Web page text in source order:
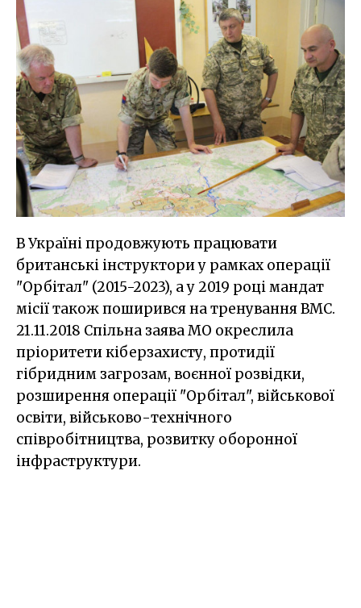
В Україні продовжують працювати
британські інструктори у рамках операції
"Орбітал" (2015-2023), а у 2019 році мандат
місії також поширився на тренування ВМС.
21.11.2018 Спільна заява МО окреслила
пріоритети кіберзахисту, протидії
гібридним загрозам, воєнної розвідки,
розширення операції "Орбітал", військової
освіти, військово-технічного
співробітництва, розвитку оборонної
інфраструктури.